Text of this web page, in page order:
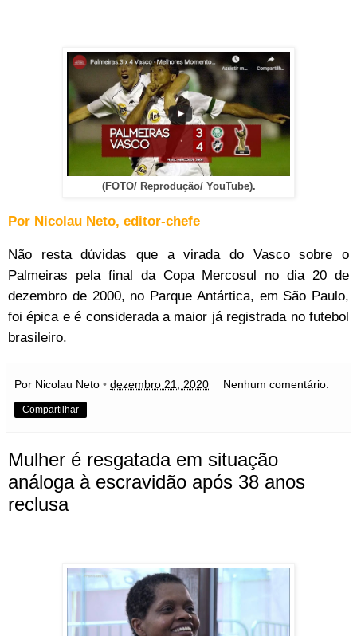
(FOTO/ Reprodução/ YouTube).
Por Nicolau Neto, editor-chefe
Não resta dúvidas que a virada do Vasco sobre o
Palmeiras pela final da Copa Mercosul no dia 20 de
dezembro de 2000, no Parque Antártica, em São Paulo,
foi épica e é considerada a maior já registrada no futebol
brasileiro.
Por Nicolau Neto • dezembro 21, 2020 Nenhum comentário:
Compartilhar
Mulher é resgatada em situação
análoga à escravidão após 38 anos
reclusa